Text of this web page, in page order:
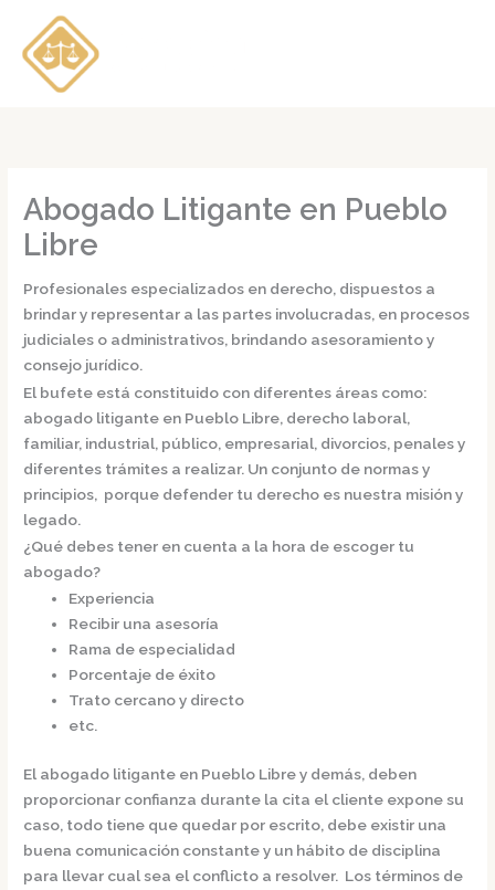
contenido
Abogado Litigante en Pueblo
Libre
Profesionales especializados en derecho, dispuestos a
brindar y representar a las partes involucradas, en procesos
judiciales o administrativos, brindando asesoramiento y
consejo jurídico.
El bufete está constituido con diferentes áreas como:
abogado litigante en Pueblo Libre, derecho laboral,
familiar, industrial, público, empresarial, divorcios, penales y
diferentes trámites a realizar. Un conjunto de normas y
principios, porque defender tu derecho es nuestra misión y
legado.
¿Qué debes tener en cuenta a la hora de escoger tu
abogado?
Experiencia
Recibir una asesoría
Rama de especialidad
Porcentaje de éxito
Trato cercano y directo
etc.
El abogado litigante en Pueblo Librey demás, deben
proporcionar confianza durante la cita el cliente expone su
caso, todo tiene que quedar por escrito, debe existir una
buena comunicación constante y un hábito de disciplina
para llevar cual sea el conflicto a resolver. Los términos de